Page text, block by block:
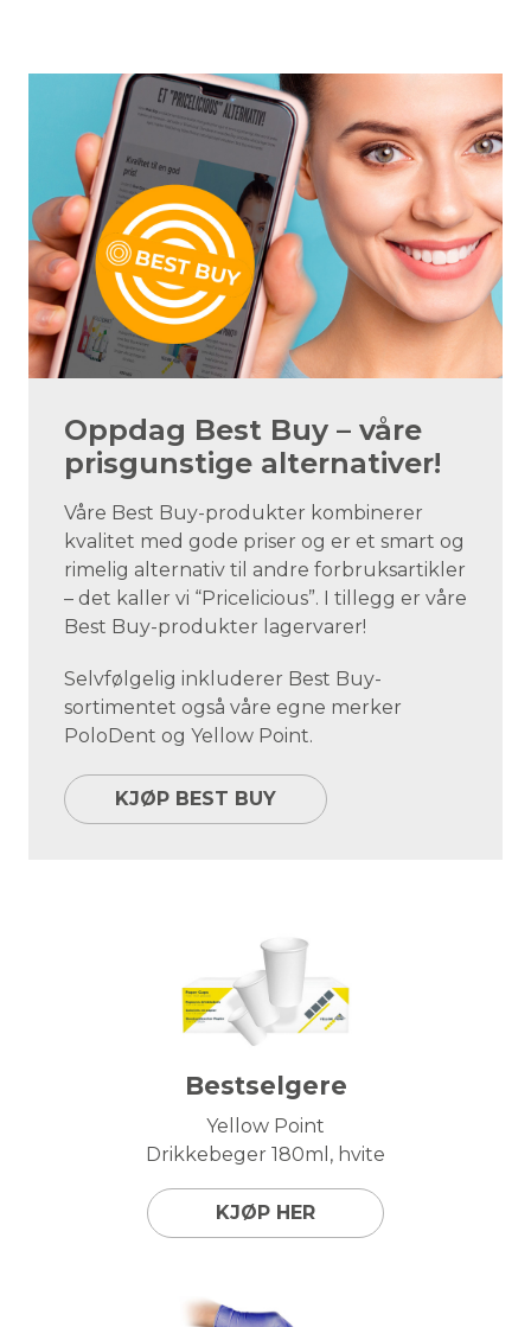
Oppdag Best Buy – våre
prisgunstige alternativer!
Våre Best Buy-produkter kombinerer
kvalitet med gode priser og er et smart og
rimelig alternativ til andre forbruksartikler
– det kaller vi “Pricelicious”. I tillegg er våre
Best Buy-produkter lagervarer!
Selvfølgelig inkluderer Best Buy-
sortimentet også våre egne merker
PoloDent og Yellow Point.
KJØP BEST BUY
Bestselgere
Yellow Point
Drikkebeger 180ml, hvite
KJØP HER